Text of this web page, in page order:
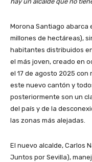
Morona Santiago abarca
millones de hectáreas),
habitantes distribuidos
el más joven, creado en
el 17 de agosto 2025 con
este nuevo cantón y
posteriormente son un
del país y de la
las zonas más alejadas.
El nuevo alcalde, Carlos
Juntos por Sevilla),